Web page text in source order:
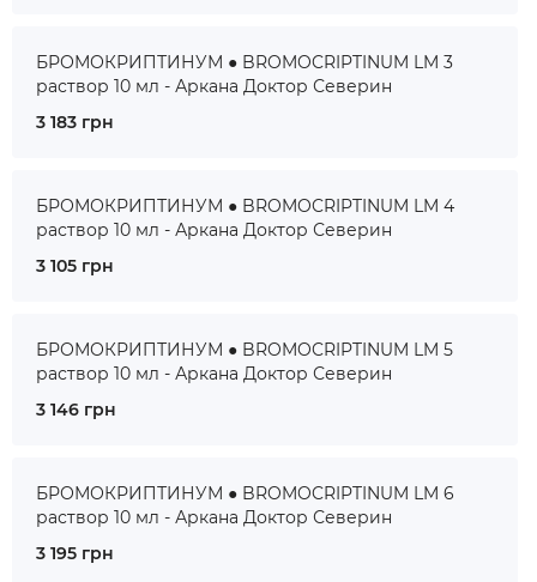
БРОМОКРИПТИНУМ ● BROMOCRIPTINUM LM 3
раствор 10 мл - Аркана Доктор Северин
3 183 грн
БРОМОКРИПТИНУМ ● BROMOCRIPTINUM LM 4
раствор 10 мл - Аркана Доктор Северин
3 105 грн
БРОМОКРИПТИНУМ ● BROMOCRIPTINUM LM 5
раствор 10 мл - Аркана Доктор Северин
3 146 грн
БРОМОКРИПТИНУМ ● BROMOCRIPTINUM LM 6
раствор 10 мл - Аркана Доктор Северин
3 195 грн